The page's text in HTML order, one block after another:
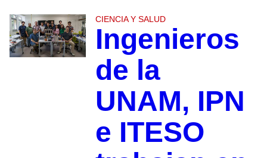
CIENCIA Y SALUD
Ingenieros
de la
UNAM, IPN
e ITESO